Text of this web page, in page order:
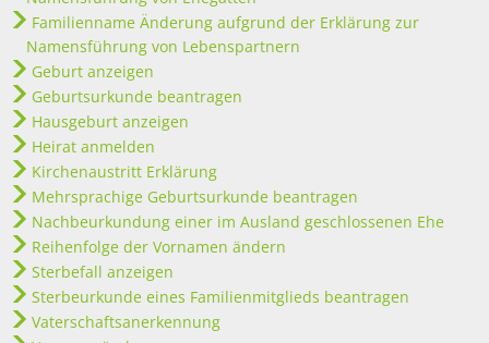
Familienname Änderung aufgrund der Erklärung zur
Namensführung von Lebenspartnern
Geburt anzeigen
Geburtsurkunde beantragen
Hausgeburt anzeigen
Heirat anmelden
Kirchenaustritt Erklärung
Mehrsprachige Geburtsurkunde beantragen
Nachbeurkundung einer im Ausland geschlossenen Ehe
Reihenfolge der Vornamen ändern
Sterbefall anzeigen
Sterbeurkunde eines Familienmitglieds beantragen
Vaterschaftsanerkennung